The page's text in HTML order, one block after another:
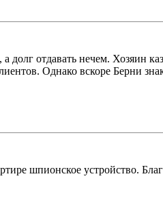
отдавать нечем. Хозяин
Однако вскоре Берни
шпионское устройство.